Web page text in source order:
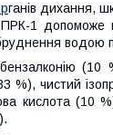
ганів дихання,
1 допоможе
водою
(10
чистий
кислота (10